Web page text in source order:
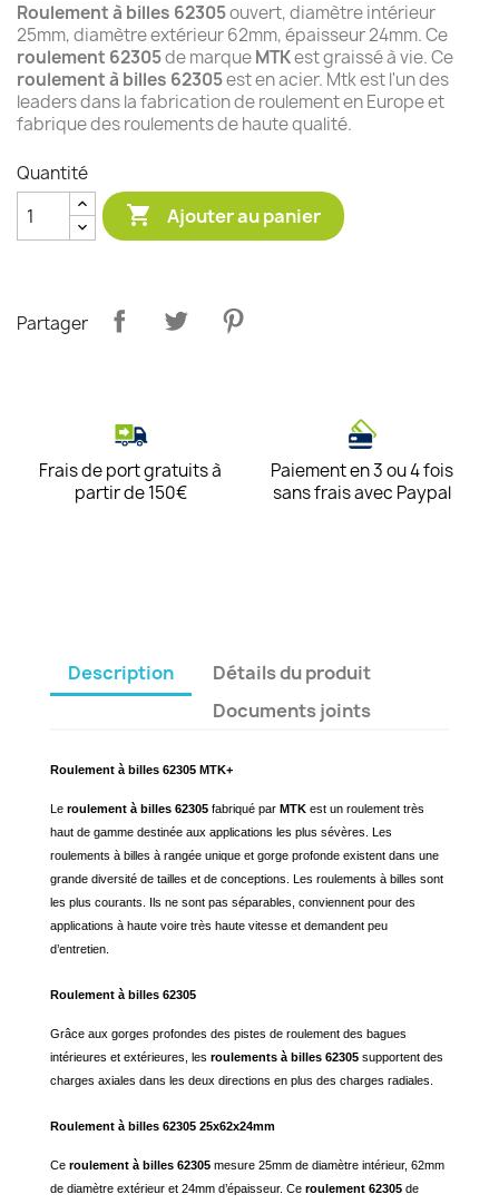
Roulement à billes 62305ouvert, diamètre intérieur
25mm, diamètre extérieur 62mm, épaisseur 24mm. Ce
roulement 62305de marqueMTKest graissé à vie. Ce
roulement à billes 62305est en acier. Mtk est l'un des
leaders dans la fabrication de roulement en Europe et
fabrique des roulements de haute qualité.
Quantité
 Ajouter au panier
Partager
Frais de port gratuits à
partir de 150€
Paiement en 3 ou 4 fois
sans frais avec Paypal
Description
Détails du produit
Documents joints
Roulement à billes 62305 MTK+
Le roulement à billes 62305 fabriqué par MTK est un roulement très
haut de gamme destinée aux applications les plus sévères. Les
roulements à billes à rangée unique et gorge profonde existent dans une
grande diversité de tailles et de conceptions. Les roulements à billes sont
les plus courants. Ils ne sont pas séparables, conviennent pour des
applications à haute voire très haute vitesse et demandent peu
d’entretien.
Roulement à billes 62305
Grâce aux gorges profondes des pistes de roulement des bagues
intérieures et extérieures, les roulements à billes 62305 supportent des
charges axiales dans les deux directions en plus des charges radiales.
Roulement à billes 62305 25x62x24mm
Ce roulement à billes 62305 mesure 25mm de diamètre intérieur, 62mm
de diamètre extérieur et 24mm d’épaisseur. Ce roulement 62305 de